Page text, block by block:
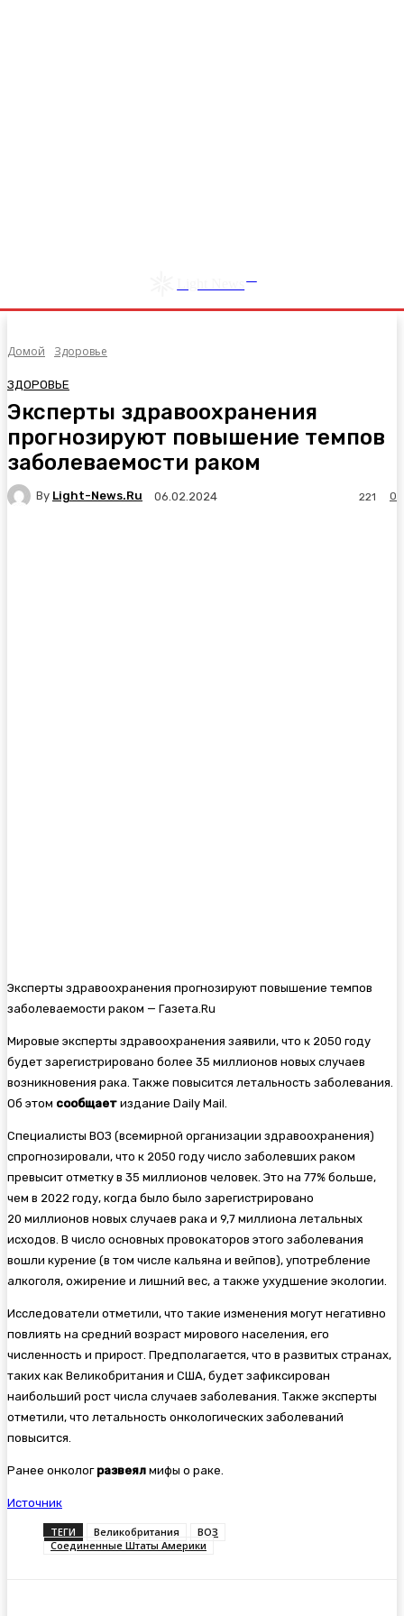
Домой Здоровье
ЗДОРОВЬЕ
Эксперты здравоохранения
прогнозируют повышение темпов
заболеваемости раком
By Light-News.ru 06.02.2024 0
221
Эксперты здравоохранения прогнозируют повышение темпов
заболеваемости раком — Газета.Ru
Мировые эксперты здравоохранения заявили, что к 2050 году
будет зарегистрировано более 35 миллионов новых случаев
возникновения рака. Также повысится летальность заболевания.
Об этом сообщает издание Daily Mail.
Специалисты ВОЗ (всемирной организации здравоохранения)
спрогнозировали, что к 2050 году число заболевших раком
превысит отметку в 35 миллионов человек. Это на 77% больше,
чем в 2022 году, когда было было зарегистрировано
20 миллионов новых случаев рака и 9,7 миллиона летальных
исходов. В число основных провокаторов этого заболевания
вошли курение (в том числе кальяна и вейпов), употребление
алкоголя, ожирение и лишний вес, а также ухудшение экологии.
Исследователи отметили, что такие изменения могут негативно
повлиять на средний возраст мирового населения, его
численность и прирост. Предполагается, что в развитых странах,
таких как Великобритания и США, будет зафиксирован
наибольший рост числа случаев заболевания. Также эксперты
отметили, что летальность онкологических заболеваний
повысится.
Ранее онколог развеял мифы о раке.
Источник
ТЕГИ Великобритания
ВОЗ
Соединенные Штаты Америки